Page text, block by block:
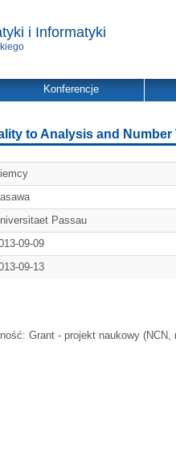
i Informatyki
Konferencje
to Analysis and Number
Passau
09-09
09-13
Grant - projekt naukowy